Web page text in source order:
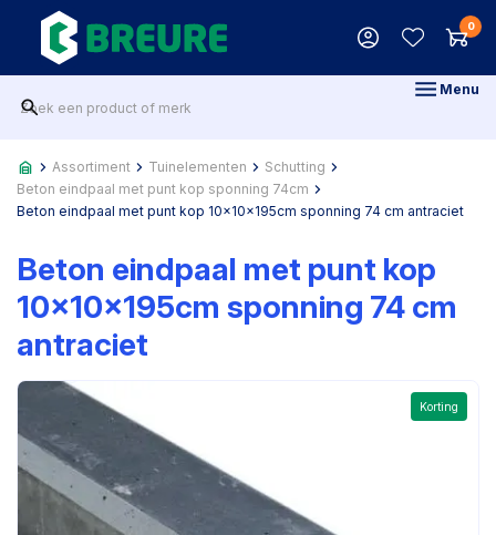
0
Menu
Assortiment Tuinelementen
Schutting
Beton eindpaal met punt kop sponning 74cm
Beton eindpaal met punt kop 10x10x195cm sponning 74 cm antraciet
Beton eindpaal met punt kop
10x10x195cm sponning 74 cm
antraciet
Korting